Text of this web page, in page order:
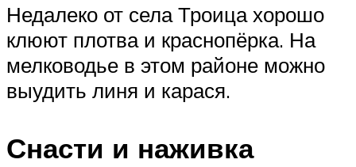
Недалеко от села Троица хорошо
клюют плотва и краснопёрка. На
мелководье в этом районе можно
выудить линя и карася.
Снасти и наживка